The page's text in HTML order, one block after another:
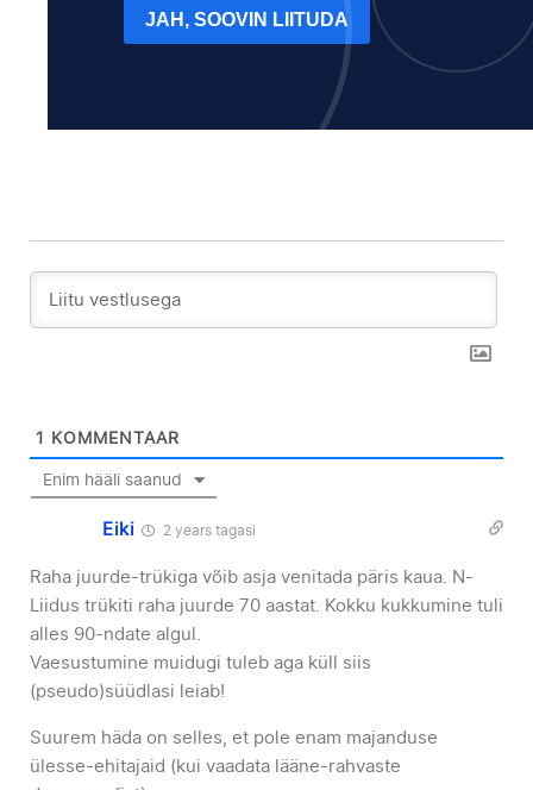
JAH, SOOVIN LIITUDA
1 KOMMENTAAR
Enim hääli saanud
Eiki 2 years tagasi
Raha juurde-trükiga võib asja venitada päris kaua. N-
Liidus trükiti raha juurde 70 aastat. Kokku kukkumine tuli
alles 90-ndate algul.
Vaesustumine muidugi tuleb aga küll siis
(pseudo)süüdlasi leiab!
Suurem häda on selles, et pole enam majanduse
ülesse-ehitajaid (kui vaadata lääne-rahvaste